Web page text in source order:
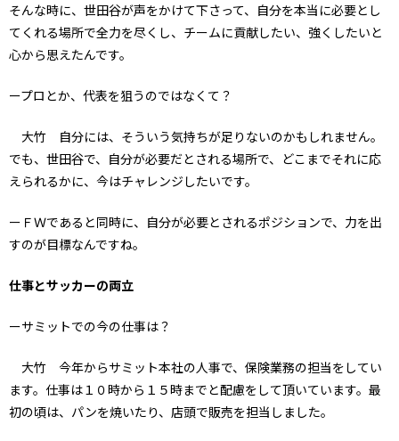
そんな時に、世田谷が声をかけて下さって、自分を本当に必要とし
てくれる場所で全力を尽くし、チームに貢献したい、強くしたいと
心から思えたんです。
ープロとか、代表を狙うのではなくて？
大竹 自分には、そういう気持ちが足りないのかもしれません。
でも、世田谷で、自分が必要だとされる場所で、どこまでそれに応
えられるかに、今はチャレンジしたいです。
ーＦＷであると同時に、自分が必要とされるポジションで、力を出
すのが目標なんですね。
仕事とサッカーの両立
ーサミットでの今の仕事は？
大竹 今年からサミット本社の人事で、保険業務の担当をしてい
ます。仕事は１０時から１５時までと配慮をして頂いています。最
初の頃は、パンを焼いたり、店頭で販売を担当しました。